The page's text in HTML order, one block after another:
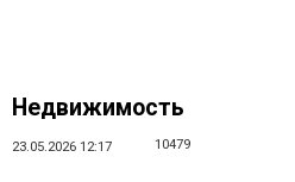
Недвижимость
23.05.2026 12:17 10479